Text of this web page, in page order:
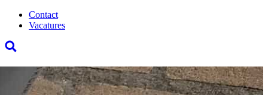
Contact
Vacatures